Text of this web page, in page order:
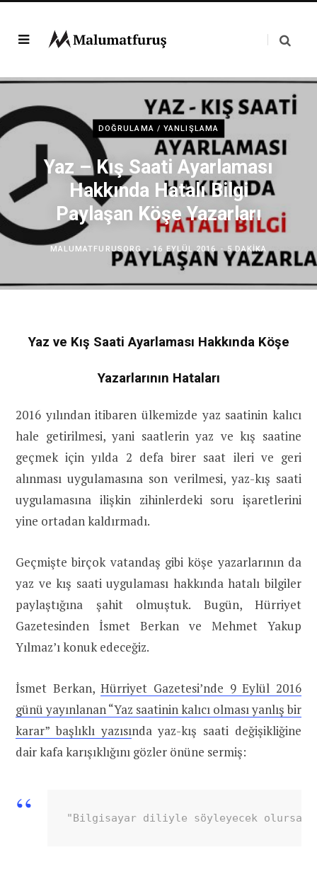
DOĞRULAMA / YANLIŞLAMA
Yaz – Kış Saati Ayarlaması
Hakkında Hatalı Bilgi
Paylaşan Köşe Yazarları
MALUMATFURUSORG 16 EYLÜL 2016 5 DAKIKA
Yaz ve Kış Saati Ayarlaması Hakkında Köşe
Yazarlarının Hataları
2016 yılından itibaren ülkemizde yaz saatinin kalıcı
hale getirilmesi, yani saatlerin yaz ve kış saatine
geçmek için yılda 2 defa birer saat ileri ve geri
alınması uygulamasına son verilmesi, yaz-kış saati
uygulamasına ilişkin zihinlerdeki soru işaretlerini
yine ortadan kaldırmadı.
Geçmişte birçok vatandaş gibi köşe yazarlarının da
yaz ve kış saati uygulaması hakkında hatalı bilgiler
paylaştığına şahit olmuştuk. Bugün, Hürriyet
Gazetesinden İsmet Berkan ve Mehmet Yakup
Yılmaz’ı konuk edeceğiz.
İsmet Berkan,Hürriyet Gazetesi’nde 9 Eylül 2016
günü yayınlanan “Yaz saatinin kalıcı olması yanlış bir
karar” başlıklı yazısında yaz-kış saati değişikliğine
dair kafa karışıklığını gözler önüne sermiş:
"Bilgisayar diliyle söyleyecek olursak,